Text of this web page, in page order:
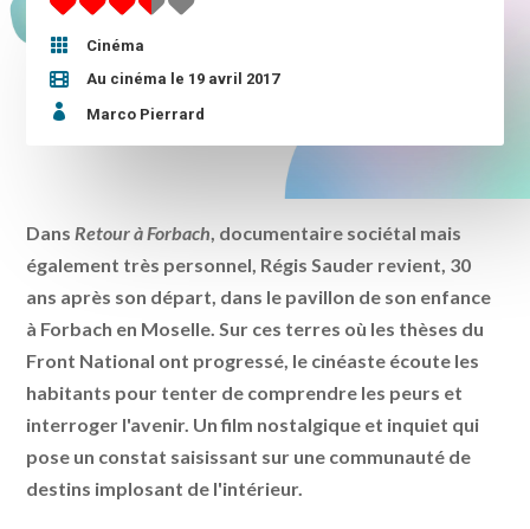

Cinéma
Au cinéma le 19 avril 2017
 Marco Pierrard
DansRetour à Forbach, documentaire sociétal mais
également très personnel, Régis Sauder revient, 30
ans après son départ, dans le pavillon de son enfance
à Forbach en Moselle. Sur ces terres où les thèses du
Front National ont progressé, le cinéaste écoute les
habitants pour tenter de comprendre les peurs et
interroger l'avenir. Un film nostalgique et inquiet qui
pose un constat saisissant sur une communauté de
destins implosant de l'intérieur.